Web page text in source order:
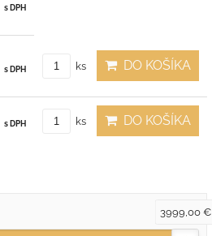
s DPH
s DPH ks DO KOŠÍKA
s DPH ks DO KOŠÍKA
3999,00 €